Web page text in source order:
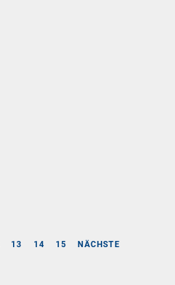
13 14 15 NÄCHSTE